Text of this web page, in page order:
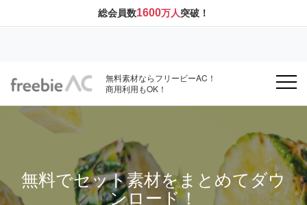
総会員数1600万人突破！
無料素材ならフリービーAC！
商用利用もOK！
無料でセット素材をまとめてダウ
ンロード！